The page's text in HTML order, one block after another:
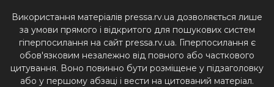
Використання матеріалів pressa.rv.ua дозволяється лише
за умови прямого і відкритого для пошукових систем
гіперпосилання на сайт pressa.rv.ua. Гіперпосилання є
обов'язковим незалежно від повного або часткового
цитування. Воно повинно бути розміщене у підзаголовку
або у першому абзаці і вести на цитований матеріал.